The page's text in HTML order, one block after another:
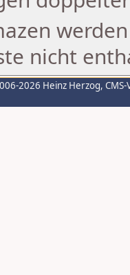
nicht
2026 Heinz Herzog,